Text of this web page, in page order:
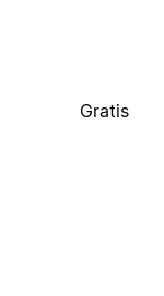
Gratis